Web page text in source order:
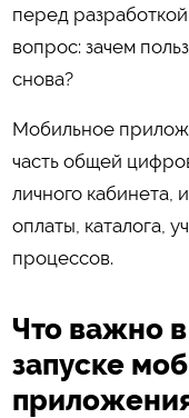
перед
вопрос: зачем
снова?
Мобильное
часть общей
личного кабинета,
оплаты, каталога,
процессов.
Что важно
запуске